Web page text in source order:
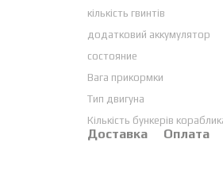
кількість гвинтів
додатковий аккумулятор
состояние
Вага прикормки
Тип двигуна
Кількість бункерів
Доставка Оплата